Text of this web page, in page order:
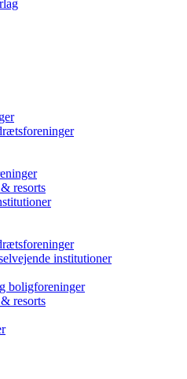
resorts
institutioner
boligforeninger
resorts